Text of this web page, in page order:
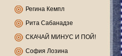
Регина Кемпл
Рита Сабанадзе
СКАЧАЙ МИНУС И ПОЙ!
София Лозина